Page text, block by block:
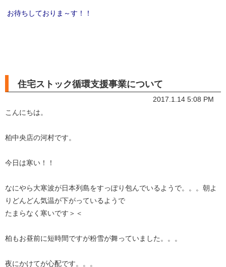
お待ちしておりま～す！！
住宅ストック循環支援事業について
2017.1.14 5:08 PM
こんにちは。
柏中央店の河村です。
今日は寒い！！
なにやら大寒波が日本列島をすっぽり包んでいるようで。。。朝よ
りどんどん気温が下がっているようで
たまらなく寒いです＞＜
柏もお昼前に短時間ですが粉雪が舞っていました。。。
夜にかけてが心配です。。。